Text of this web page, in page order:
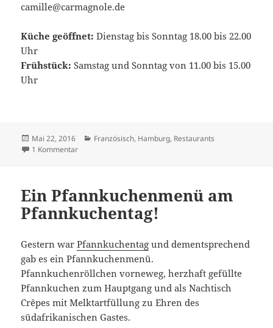
camille@carmagnole.de
Küche geöffnet:Dienstag bis Sonntag 18.00 bis 22.00
Uhr
Frühstück:Samstag und Sonntag von 11.00 bis 15.00
Uhr
Veröffentlicht
am
Mai 22, 2016 Kategorien
Französisch, Hamburg, Restaurants
1 Kommentarzu Bistro Carmagnole in Hamburg
Ein Pfannkuchenmenü am
Pfannkuchentag!
Gestern warPfannkuchentag und dementsprechend
gab es ein Pfannkuchenmenü.
Pfannkuchenröllchen vorneweg, herzhaft gefüllte
Pfannkuchen zum Hauptgang und als Nachtisch
Crêpes mit Melktartfüllung zu Ehren des
südafrikanischen Gastes.